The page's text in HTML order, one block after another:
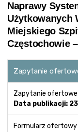
Naprawy
Użytkowanych
Miejskiego
Częstochowie
Zapytanie
Zapytanie ofertowe
Data publikacji:
Formularz ofertowy